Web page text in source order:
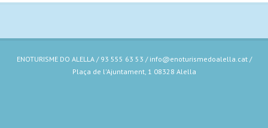
ENOTURISME DO ALELLA / 93 555 63 53 / info@enoturismedoalella.cat /
Plaça de l'Ajuntament, 1 08328 Alella